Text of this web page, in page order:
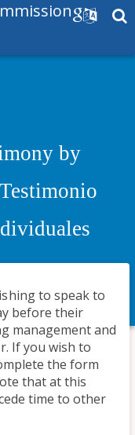
by
to speak to
before their
management and
If you wish to
the form
that at this
time to other